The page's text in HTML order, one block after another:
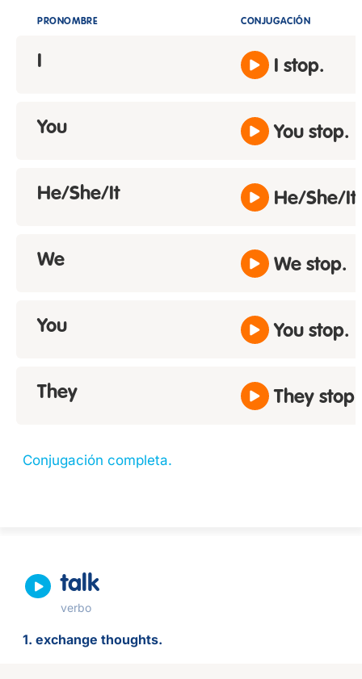
PRONOMBRE CONJUGACIÓN
I I stop.
You You stop.
He/She/It He/She/It
We We stop.
You You stop.
They They stop.
Conjugación completa.
talk
verbo
1. exchange thoughts.